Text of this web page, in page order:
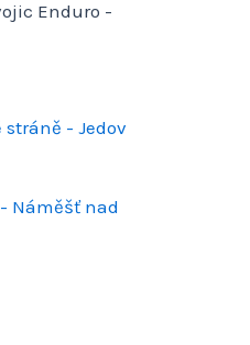
Enduro -
stráně - Jedov
Náměšť nad